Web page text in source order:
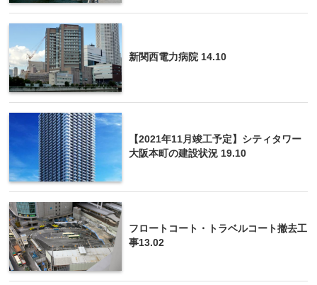
新関西電力病院 14.10
【2021年11月竣工予定】シティタワー
大阪本町の建設状況 19.10
フロートコート・トラベルコート撤去工
事13.02